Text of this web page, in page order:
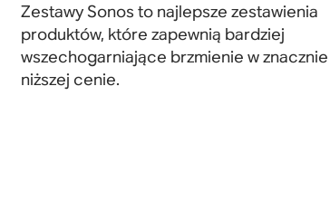
Zestawy Sonos to najlepsze zestawienia
produktów, które zapewnią bardziej
wszechogarniające brzmienie w znacznie
niższej cenie.